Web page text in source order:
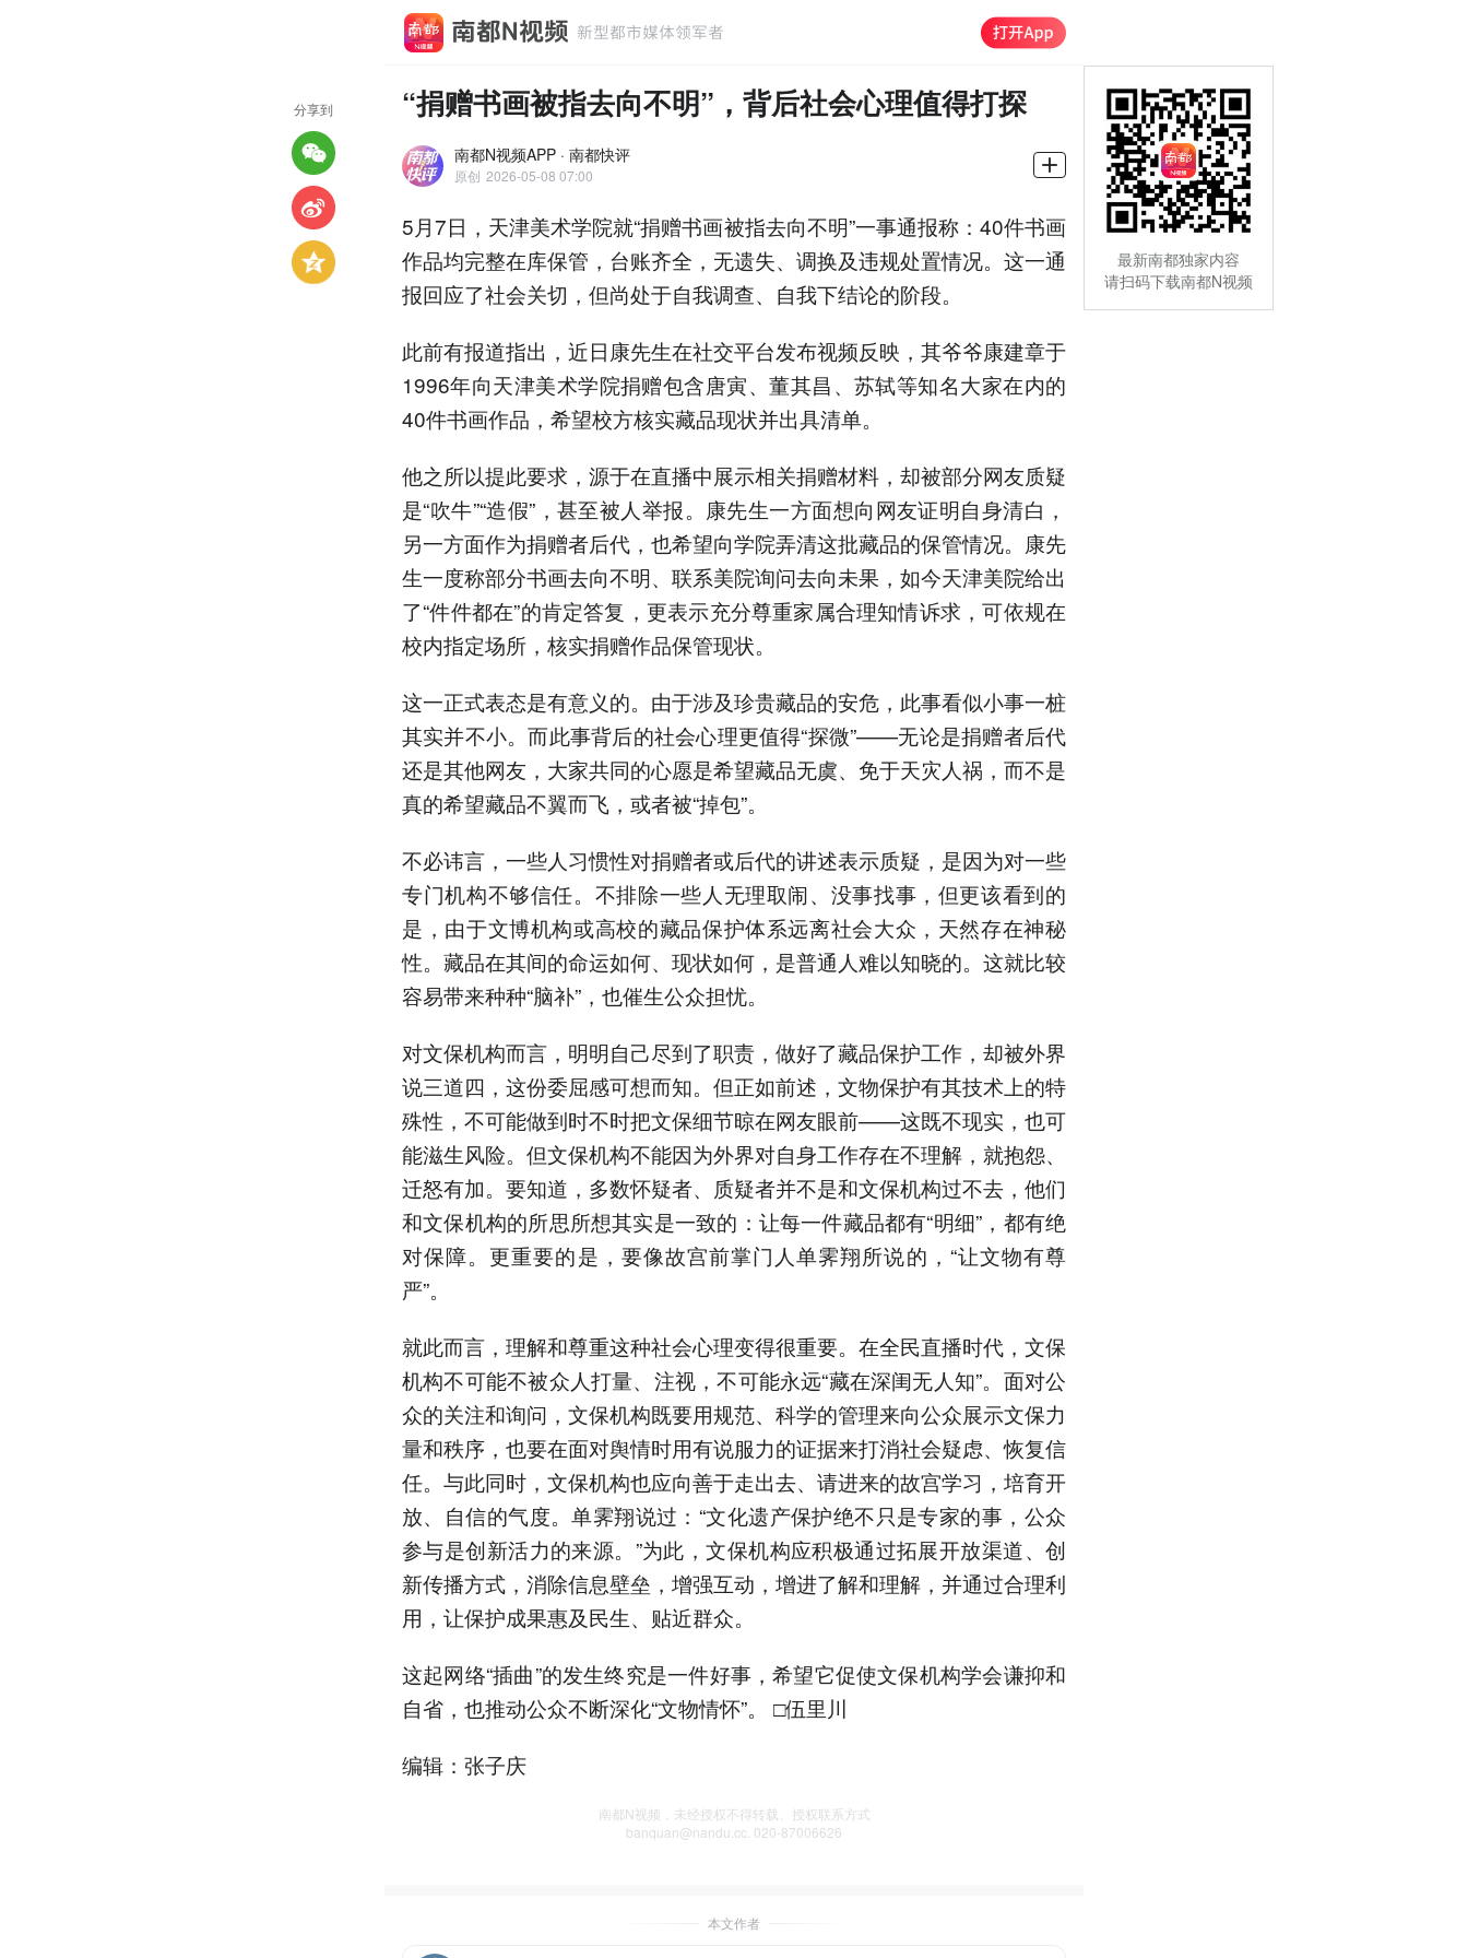
“捐赠书画被指去向不明”，背后社会心理值得打探
南都N视频APP · 南都快评
原创 2026-05-08 07:00
5月7日，天津美术学院就“捐赠书画被指去向不明”一事通报称：40件书画
作品均完整在库保管，台账齐全，无遗失、调换及违规处置情况。这一通
报回应了社会关切，但尚处于自我调查、自我下结论的阶段。
此前有报道指出，近日康先生在社交平台发布视频反映，其爷爷康建章于
1996年向天津美术学院捐赠包含唐寅、董其昌、苏轼等知名大家在内的
40件书画作品，希望校方核实藏品现状并出具清单。
他之所以提此要求，源于在直播中展示相关捐赠材料，却被部分网友质疑
是“吹牛”“造假”，甚至被人举报。康先生一方面想向网友证明自身清白，
另一方面作为捐赠者后代，也希望向学院弄清这批藏品的保管情况。康先
生一度称部分书画去向不明、联系美院询问去向未果，如今天津美院给出
了“件件都在”的肯定答复，更表示充分尊重家属合理知情诉求，可依规在
校内指定场所，核实捐赠作品保管现状。
这一正式表态是有意义的。由于涉及珍贵藏品的安危，此事看似小事一桩
其实并不小。而此事背后的社会心理更值得“探微”——无论是捐赠者后代
还是其他网友，大家共同的心愿是希望藏品无虞、免于天灾人祸，而不是
真的希望藏品不翼而飞，或者被“掉包”。
不必讳言，一些人习惯性对捐赠者或后代的讲述表示质疑，是因为对一些
专门机构不够信任。不排除一些人无理取闹、没事找事，但更该看到的
是，由于文博机构或高校的藏品保护体系远离社会大众，天然存在神秘
性。藏品在其间的命运如何、现状如何，是普通人难以知晓的。这就比较
容易带来种种“脑补”，也催生公众担忧。
对文保机构而言，明明自己尽到了职责，做好了藏品保护工作，却被外界
说三道四，这份委屈感可想而知。但正如前述，文物保护有其技术上的特
殊性，不可能做到时不时把文保细节晾在网友眼前——这既不现实，也可
能滋生风险。但文保机构不能因为外界对自身工作存在不理解，就抱怨、
迁怒有加。要知道，多数怀疑者、质疑者并不是和文保机构过不去，他们
和文保机构的所思所想其实是一致的：让每一件藏品都有“明细”，都有绝
对保障。更重要的是，要像故宫前掌门人单霁翔所说的，“让文物有尊
严”。
就此而言，理解和尊重这种社会心理变得很重要。在全民直播时代，文保
机构不可能不被众人打量、注视，不可能永远“藏在深闺无人知”。面对公
众的关注和询问，文保机构既要用规范、科学的管理来向公众展示文保力
量和秩序，也要在面对舆情时用有说服力的证据来打消社会疑虑、恢复信
任。与此同时，文保机构也应向善于走出去、请进来的故宫学习，培育开
放、自信的气度。单霁翔说过：“文化遗产保护绝不只是专家的事，公众
参与是创新活力的来源。”为此，文保机构应积极通过拓展开放渠道、创
新传播方式，消除信息壁垒，增强互动，增进了解和理解，并通过合理利
用，让保护成果惠及民生、贴近群众。
这起网络“插曲”的发生终究是一件好事，希望它促使文保机构学会谦抑和
自省，也推动公众不断深化“文物情怀”。 □伍里川
编辑：张子庆
南都N视频，未经授权不得转载、授权联系方式
banquan@nandu.cc. 020-87006626
本文作者
分享到
最新南都独家内容
请扫码下载南都N视频